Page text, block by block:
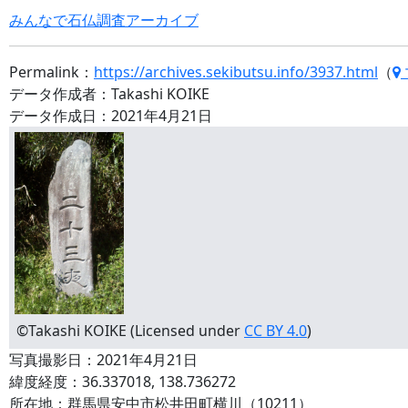
みんなで石仏調査アーカイブ
Permalink： https://archives.sekibutsu.info/3937.html （
データ作成者：Takashi KOIKE
データ作成日：2021年4月21日
©Takashi KOIKE (Licensed under CC BY 4.0)
写真撮影日：2021年4月21日
緯度経度：36.337018, 138.736272
所在地：群馬県安中市松井田町横川（10211）